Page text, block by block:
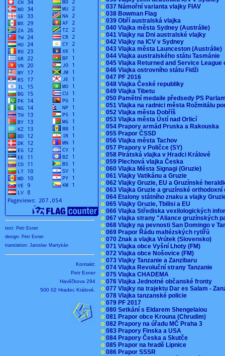
text: Petr Exner
design: Petr Exner
translation: Jaroslav Martykán
Kontakt:
Petr Exner
Havlíčkova 294
500 02 Hradec Králové.
o 037 Námořní varianta vlajky FIAV
o 038 Bowman Flag
o 039 Obří australská vlajka
o 040 Vlajka města Sydney (Austrálie)
o 041 Vlajky na Dni australské vlajky
o 042 Vlajky na ICV v Sydney
o 043 Vlajka města Launceston (Austrálie)
o 044 Vlajka australského státu Tasmánie
o 045 Vlajka Returned and Service
o 046 Vlajka ostrovního státu Fidži
o 047 PF 2016
o 048 Vlajka České republiky
o 049 Vlajka Tibetu
o 050 Pamětní medaile předsedy PS
o 051 Vlajka na radnici města Rožmitálu
o 052 Vlajka města Dobříš
o 053 Vlajka města Ústí nad Orlicí
o 054 Prapory armád Pruska a Rakouska
o 055 Prapor ČSSD
o 056 Vlajka města Tachov
o 057 Prapory v Poličce (SY)
o 058 Pirátská vlajka v Hradci Králové
o 059 Plechová vlajka Česka
o 060 Vlajka Města Signagi (Gruzie)
o 061 Vlajky Vatikánu a Gruzie
o 062 Vlajky Gruzie, EU a Gruzínské
o 063 Vlajka Gruzie a gruzínské
o 064 Etalony státního znaku a vlajky
o 065 Vlajky Gruzie, Tbilisi a EU
o 066 Vlajka Střediska vexilologických
o 067 vlajka strany "Aliance gruzínských
o 068 Vlajky na pevnosti San Domingo v
o 069 Prapor Řádu maltézských rytířů
o 070 Znak a vlajka Vrútek (Slovensko)
o 071 Vlajka obce Vyšní Lhoty (FM)
o 072 Vlajka obce Nošovice (FM)
o 073 Vlajky Tanzanie a Zanzibaru
o 074 Vlajka Revoluční strany Tanzanie
o 075 Vlajka CHADEMA
o 076 Vlajka Jednotné občanské fronty
o 077 Vlajky na trajektu Dar es Salam -
o 078 Vlajka tanzanské policie
o 079 PF 2017
o 080 Setkání s Eldarem Shengelaiou
o 081 Prapor obce Krouna (Chrudim)
o 082 Prapory na úřadu MČ Praha 3
o 083 Prapory Finska a USA
o 084 Prapory Česka a Skutče
o 085 Prapor na hradě Lipnice
o 086 Prapor SSSR